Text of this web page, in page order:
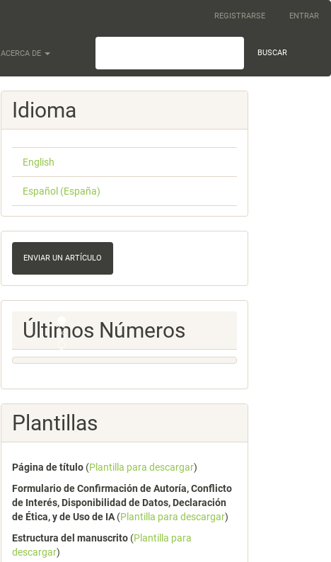
REGISTRARSE ENTRAR
ACERCA DE BUSCAR
Idioma
English
Español (España)
Enviar
un
artículo
ENVIAR UN ARTÍCULO
Ultimos
Numeros
Últimos Números
Plantillas
Página de título (Plantilla para descargar)
Formulario de Confirmación de Autoría, Conflicto
de Interés, Disponibilidad de Datos, Declaración
de Ética, y de Uso de IA (Plantilla para descargar)
Estructura del manuscrito (Plantilla para
descargar)